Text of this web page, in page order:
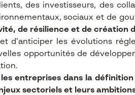
des investisseurs, des
sociaux et de
de résilience et de création
d’anticiper les évolutions
opportunités de
entreprises dans la
sectoriels et leurs